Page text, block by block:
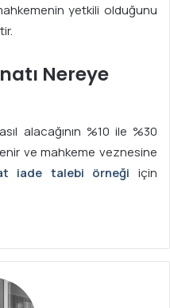
yetkili olduğunu
Nereye
alacağının %10 ile %30
ve mahkeme veznesine
iade talebi örneği için